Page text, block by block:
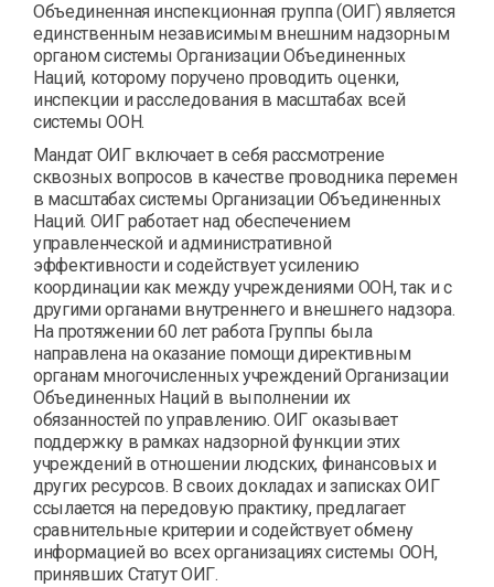
Объединенная инспекционная группа (ОИГ) является
единственным независимым внешним надзорным
органом системы Организации Объединенных
Наций, которому поручено проводить оценки,
инспекции и расследования в масштабах всей
системы ООН.
Мандат ОИГ включает в себя рассмотрение
сквозных вопросов в качестве проводника перемен
в масштабах системы Организации Объединенных
Наций. ОИГ работает над обеспечением
управленческой и административной
эффективности и содействует усилению
координации как между учреждениями ООН, так и с
другими органами внутреннего и внешнего надзора.
На протяжении 60 лет работа Группы была
направлена на оказание помощи директивным
органам многочисленных учреждений Организации
Объединенных Наций в выполнении их
обязанностей по управлению. ОИГ оказывает
поддержку в рамках надзорной функции этих
учреждений в отношении людских, финансовых и
других ресурсов. В своих докладах и записках ОИГ
ссылается на передовую практику, предлагает
сравнительные критерии и содействует обмену
информацией во всех организациях системы ООН,
принявших Статут ОИГ.